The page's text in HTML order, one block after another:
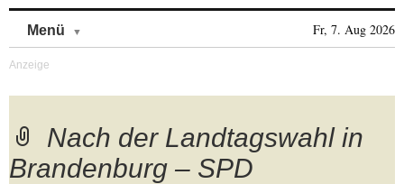
Menü Fr, 7. Aug 2026
Nach der Landtagswahl in
Brandenburg – SPD